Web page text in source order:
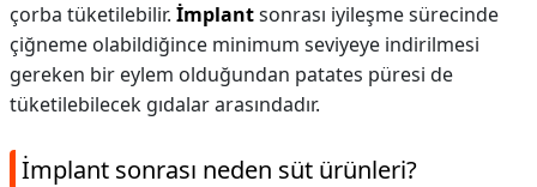
çorba tüketilebilir. İmplantsonrası iyileşme sürecinde
çiğneme olabildiğince minimum seviyeye indirilmesi
gereken bir eylem olduğundan patates püresi de
tüketilebilecek gıdalar arasındadır.
İmplant sonrası neden süt ürünleri?